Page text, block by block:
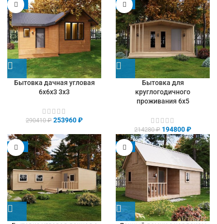
-13%
Бытовка дачная угловая
6х6х3 3х3
290410₽ 253960₽
-9%
Бытовка для
круглогодичного
проживания 6х5
214280₽ 194800₽
-13% -9%